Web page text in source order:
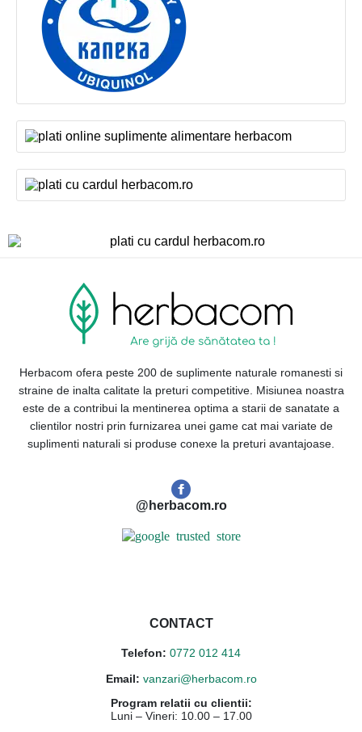
Herbacom ofera peste 200 de suplimente naturale romanesti si
straine de inalta calitate la preturi competitive. Misiunea noastra
este de a contribui la mentinerea optima a starii de sanatate a
clientilor nostri prin furnizarea unei game cat mai variate de
suplimenti naturali si produse conexe la preturi avantajoase.
@herbacom.ro
CONTACT
Telefon: 0772 012 414
Email: vanzari@herbacom.ro
Program relatii cu clientii:
Luni – Vineri: 10.00 – 17.00